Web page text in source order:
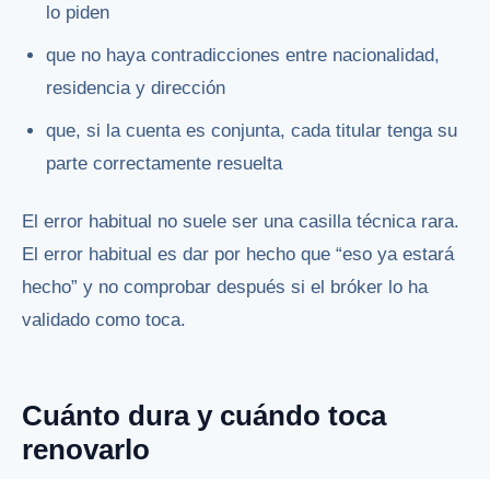
lo piden
que no haya contradicciones entre nacionalidad,
residencia y dirección
que, si la cuenta es conjunta, cada titular tenga su
parte correctamente resuelta
El error habitual no suele ser una casilla técnica rara.
El error habitual es dar por hecho que “eso ya estará
hecho” y no comprobar después si el bróker lo ha
validado como toca.
Cuánto dura y cuándo toca
renovarlo